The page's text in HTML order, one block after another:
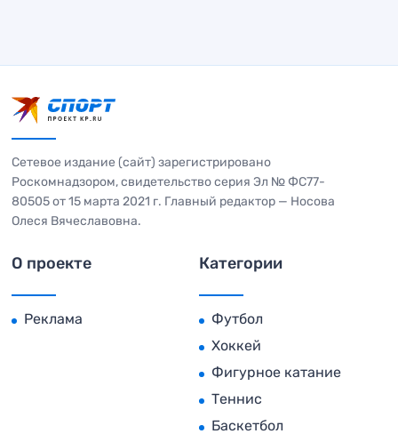
Сетевое издание (сайт) зарегистрировано
Роскомнадзором, свидетельство серия Эл № ФС77-
80505 от 15 марта 2021 г. Главный редактор — Носова
Олеся Вячеславовна.
О проекте
Реклама
Категории
Футбол
Хоккей
Фигурное катание
Теннис
Баскетбол